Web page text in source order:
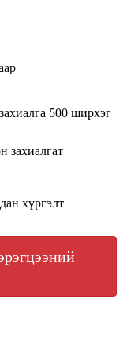
500 ширхэг
захиалгат
хүргэлт